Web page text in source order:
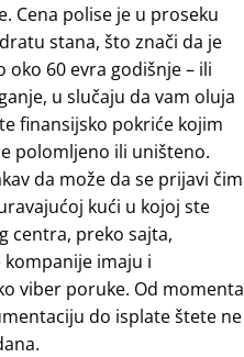
Cena polise je u proseku
stana, što znači da je
60 evra godišnje – ili
u slučaju da vam oluja
finansijsko pokriće kojim
polomljeno ili uništeno.
da može da se prijavi čim
kući u kojoj ste
centra, preko sajta,
imaju i
viber poruke. Od momenta
do isplate štete ne